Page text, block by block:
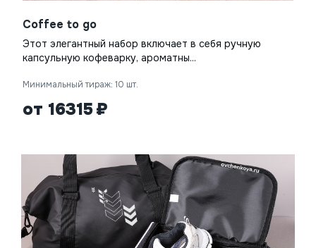
Coffee to go
Этот элегантный набор включает в себя ручную
капсульную кофеварку, ароматны...
Минимальный тираж: 10 шт.
от 16315